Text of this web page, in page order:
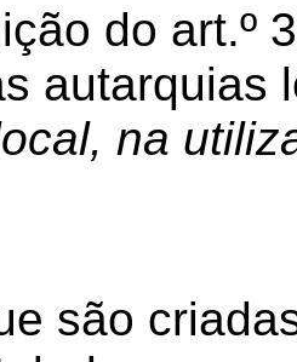
do art.º
autarquias
na
são